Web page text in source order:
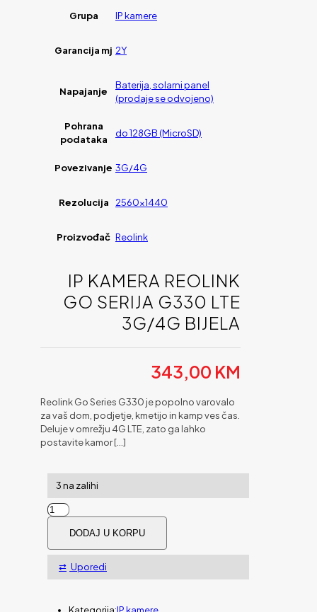
Grupa IP kamere
Garancija mj 2Y
Napajanje
Baterija, solarni panel
(prodaje se odvojeno)
Pohrana
podataka
do 128GB (MicroSD)
Povezivanje 3G/4G
Rezolucija 2560×1440
Proizvođač Reolink
IP KAMERA REOLINK
GO SERIJA G330 LTE
3G/4G BIJELA
343,00 KM
Reolink Go Series G330 je popolno varovalo
za vaš dom, podjetje, kmetijo in kamp ves čas.
Deluje v omrežju 4G LTE, zato ga lahko
postavite kamor[…]
3 na zalihi
IP
Kamera
Reolink
GO
serija
DODAJ U KORPU
Uporedi